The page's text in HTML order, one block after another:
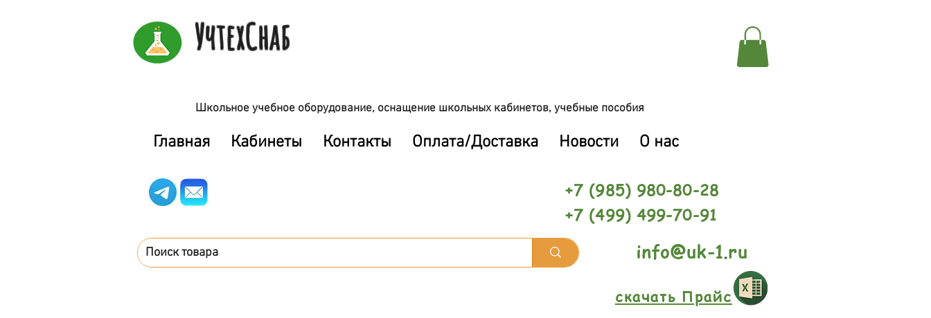
УчтехСнаб
Школьное учебное оборудование, оснащение школьных кабинетов, учебные пособия
Главная Кабинеты Контакты Оплата/Доставка Новости О нас
+7 (985) 980-80-28
+7 (499) 499-70-91
info@uk-1.ru
скачать Прайс